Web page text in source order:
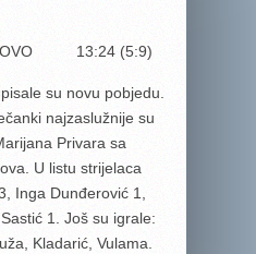
13:24 (5:9)
su novu pobjedu.
najzaslužnije su
Privara sa
U listu strijelaca
Inga Dunđerović 1,
1. Još su igrale:
Kladarić, Vulama.